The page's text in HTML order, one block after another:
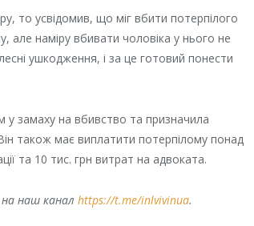
то усвідомив, що міг вбити потерпілого
але наміру вбивати чоловіка у нього не
ушкодження, і за це готовий понести
у замаху на вбивство та призначила
також має виплатити потерпілому понад
та 10 тис. грн витрат на адвоката.
на наш каналhttps://t.me/inlvivinua.